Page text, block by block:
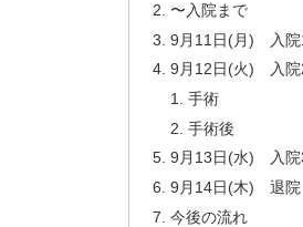
〜入院まで
9月11日(月) 入院
9月12日(火) 入院
手術
手術後
9月13日(水) 入院
9月14日(木) 退院
今後の流れ